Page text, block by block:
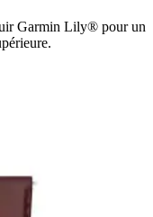
Garmin Lily® pour un